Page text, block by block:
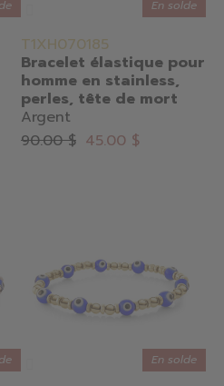
En solde
T1XH070185
Bracelet élastique pour
homme en stainless,
perles, tête de mort
Argent
90.00 $ 45.00 $
En solde